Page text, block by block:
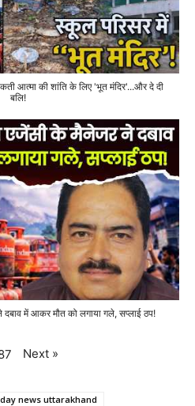
आत्मा की शांति के लिए 'भूत मंदिर'...और दे दी
बलि!
में आकर मौत को लगाया गले, सप्लाई ठप!
Next »
news uttarakhand